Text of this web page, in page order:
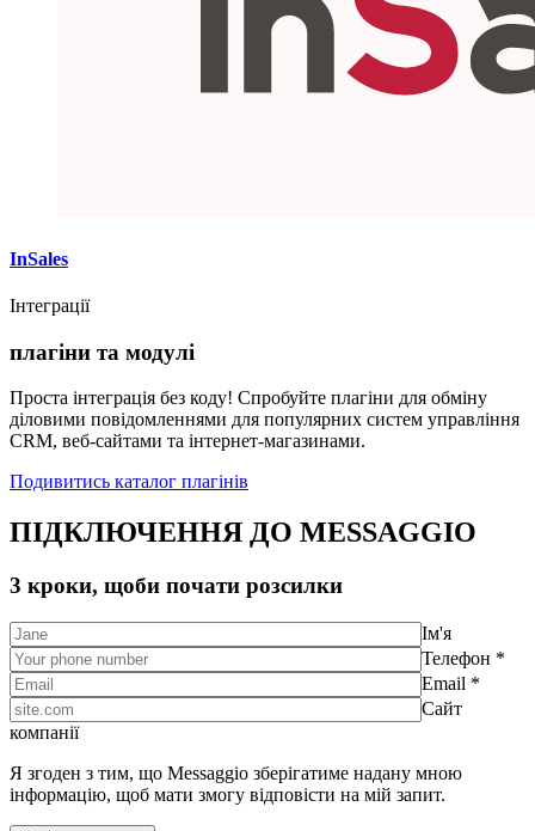
InSales
Інтеграції
плагіни та модулі
Проста інтеграція без коду! Спробуйте плагіни для обміну
діловими повідомленнями для популярних систем управління
CRM, веб-сайтами та інтернет-магазинами.
Подивитись каталог плагінів
ПІДКЛЮЧЕННЯ ДО MESSAGGIO
3 кроки, щоби почати розсилки
Ім'я
Телефон *
Email *
Сайт
компанії
Я згоден з тим, що Messaggio зберігатиме надану мною
інформацію, щоб мати змогу відповісти на мій запит.